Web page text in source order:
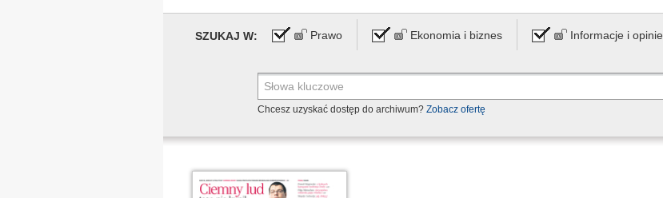
SZUKAJ W: Prawo Ekonomia i biznes Informacje i opinie
Chcesz uzyskać dostęp do archiwum? Zobacz ofertę